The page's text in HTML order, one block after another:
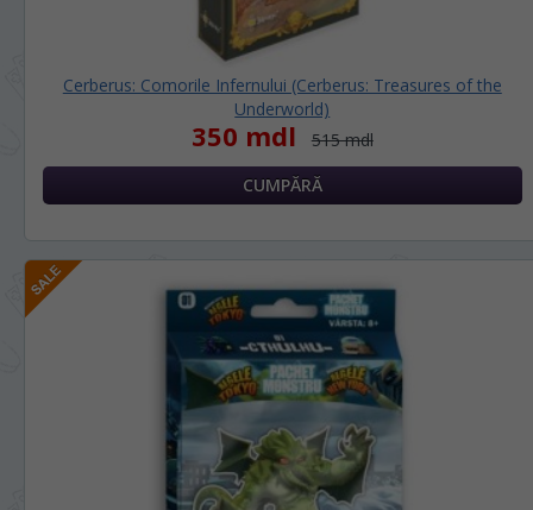
Cerberus: Comorile Infernului (Cerberus: Treasures of the
Underworld)
350 mdl 515 mdl